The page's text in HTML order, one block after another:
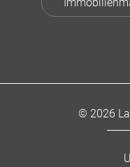
© 2026